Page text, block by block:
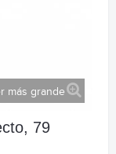
más grande
79